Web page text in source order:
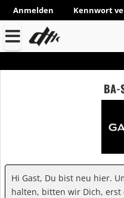
Anmelden Kennwort
BA-
Hi Gast, Du bist neu hier.
halten, bitten wir Dich, erst